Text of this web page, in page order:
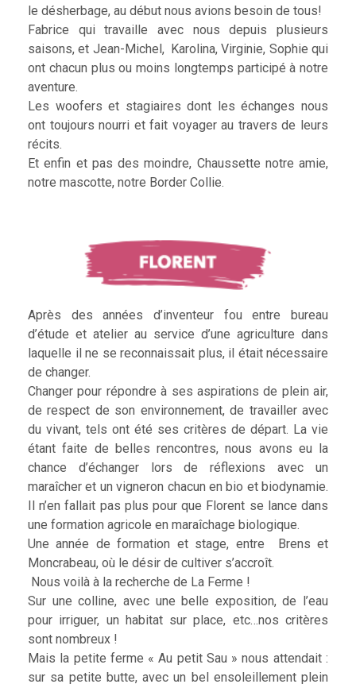
le désherbage, au début nous avions besoin de tous!
Fabrice qui travaille avec nous depuis plusieurs
saisons, et Jean-Michel, Karolina, Virginie, Sophie qui
ont chacun plus ou moins longtemps participé à notre
aventure.
Les woofers et stagiaires dont les échanges nous
ont toujours nourri et fait voyager au travers de leurs
récits.
Et enfin et pas des moindre, Chaussette notre amie,
notre mascotte, notre Border Collie.
Après des années d’inventeur fou entre bureau
d’étude et atelier au service d’une agriculture dans
laquelle il ne se reconnaissait plus, il était nécessaire
de changer.
Changer pour répondre à ses aspirations de plein air,
de respect de son environnement, de travailler avec
du vivant, tels ont été ses critères de départ. La vie
étant faite de belles rencontres, nous avons eu la
chance d’échanger lors de réflexions avec un
maraîcher et un vigneron chacun en bio et biodynamie.
Il n’en fallait pas plus pour que Florent se lance dans
une formation agricole en maraîchage biologique.
Une année de formation et stage, entre Brens et
Moncrabeau, où le désir de cultiver s’accroît.
Nous voilà à la recherche de La Ferme !
Sur une colline, avec une belle exposition, de l’eau
pour irriguer, un habitat sur place, etc…nos critères
sont nombreux !
Mais la petite ferme « Au petit Sau » nous attendait :
sur sa petite butte, avec un bel ensoleillement plein